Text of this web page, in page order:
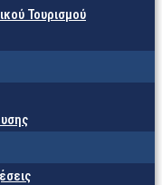
Τουρισμού